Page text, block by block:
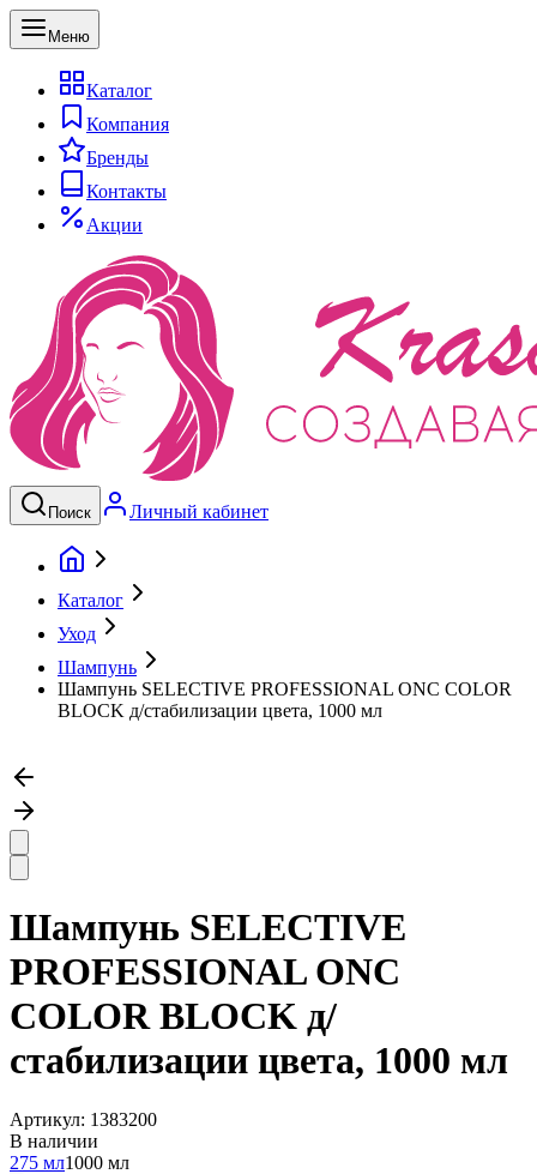
Меню
Каталог
Компания
Бренды
Контакты
Акции
Поиск Личный кабинет
Каталог
Уход
Шампунь
Шампунь SELECTIVE PROFESSIONAL ONC COLOR
BLOCK д/стабилизации цвета, 1000 мл
Шампунь SELECTIVE
PROFESSIONAL ONC
COLOR BLOCK д/
стабилизации цвета, 1000 мл
Артикул: 1383200
В наличии
275 мл1000 мл